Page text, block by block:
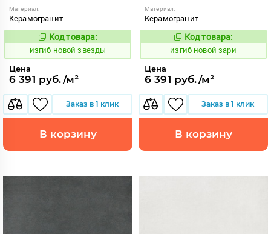
Материал:
Керамогранит
570654
Код товара:
изгиб новой звезды
Цена
6 391 руб./м²
Заказ в 1 клик
В корзину
Материал:
Керамогранит
570653
Код товара:
изгиб новой зари
Цена
6 391 руб./м²
Заказ в 1 клик
В корзину